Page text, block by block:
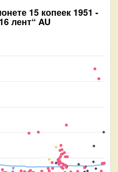
15 копеек 1951 -
лент“ AU